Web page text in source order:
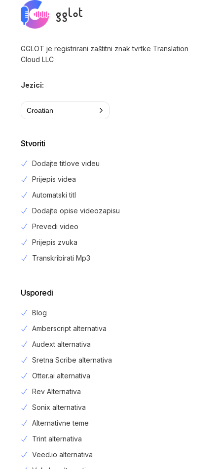
GGLOT je registrirani zaštitni znak tvrtke Translation
Cloud LLC
Jezici:
Croatian
Stvoriti
Dodajte titlove videu
Prijepis videa
Automatski titl
Dodajte opise videozapisu
Prevedi video
Prijepis zvuka
Transkribirati Mp3
Usporedi
Blog
Amberscript alternativa
Audext alternativa
Sretna Scribe alternativa
Otter.ai alternativa
Rev Alternativa
Sonix alternativa
Alternativne teme
Trint alternativa
Veed.io alternativa